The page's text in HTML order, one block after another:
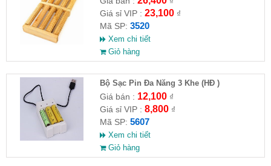
Giá sỉ VIP : 23,100₫
Mã SP: 3520
Xem chi tiết
Giỏ hàng
Bộ Sạc Pin Đa Năng 3 Khe (HĐ )
Giá bán : 12,100₫
Giá sỉ VIP : 8,800₫
Mã SP: 5607
Xem chi tiết
Giỏ hàng